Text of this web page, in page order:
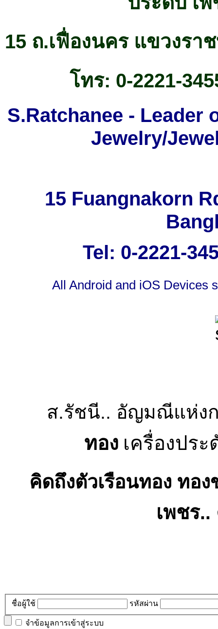
15 ถ.เฟื่องนคร แขวงร
โทร: 0-2221-
S.Ratchanee - Leader
Jewelry/
15 Fuangnakorn
Tel: 0-2221-
All Android and iOS Devices
ส.รัชนี.. อัญมณีแห่งก
ทอง เครื่องปร
คิดถึงตัวเรือนทอง ทอง
เพชร..
ชื่อผู้ใช้ รหัสผ่าน
จำข้อมูลการเข้าสู่ระบบ